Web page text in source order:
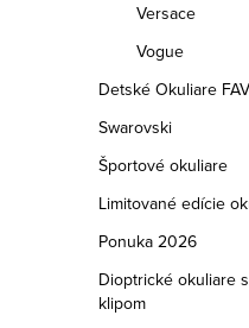
Versace
Vogue
Detské Okuliare FAV
Swarovski
Športové okuliare
Limitované edície
Ponuka 2026
Dioptrické okuliare
klipom